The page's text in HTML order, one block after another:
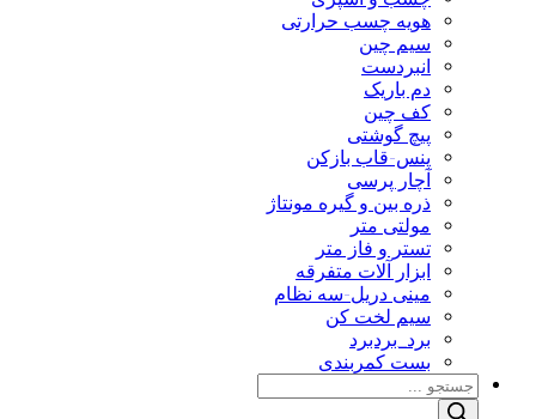
هویه چسب حرارتی
سیم چین
انبردست
دم باریک
کف چین
پیچ گوشتی
پنس-قاب بازکن
آچار پرسی
ذره بین و گیره مونتاژ
مولتی متر
تستر و فاز متر
ابزار آلات متفرقه
مینی دریل-سه نظام
سیم لخت کن
برد_بردبرد
بست کمربندی
Products
search